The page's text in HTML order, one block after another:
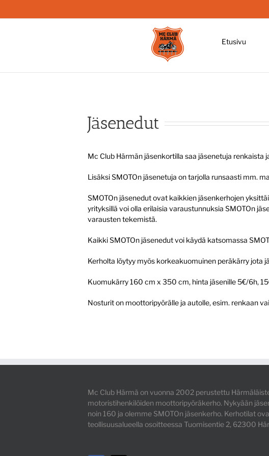
Etusivu
Jäsenedut
Mc Club Härmän jäsenkortilla saa jäsenetuja renkaista
Lisäksi SMOTOn jäsenetuja on tarjolla runsaasti mm.
SMOTOn jäsenedut ovat kaikkien jäsenkerhojen
yrityksillä voi olla erilaisia varaustunnuksia SMOTOn
varausten tekemistä.
Kaikki SMOTOn jäsenedut voi käydä katsomassa
Kerholta löytyy myös korkeakuomuinen peräkärry jota
Kuomukärry 160 cm x 350 cm, hinta jäsenille 5€/6h,
Nosturit on moottoripyörälle ja autolle, esim. renkaan
Mc Club Härmä on vuonna 2002 perustettu
motoristihenkilöiden moottoripyöräkerho. Nykyään
noin 160 ja olemme SMOTOn jäsenkerho. Kerhotilat
teollisuusalueella osoitteessa Tuomisentie 2, 62300